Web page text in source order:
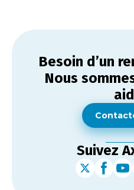
Besoin d’un
Nous
Suivez